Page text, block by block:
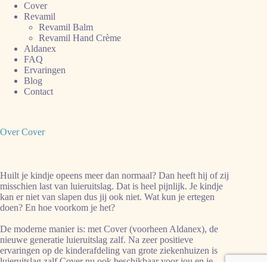
Cover
Revamil
Revamil Balm
Revamil Hand Crème
Aldanex
FAQ
Ervaringen
Blog
Contact
Over Cover
Huilt je kindje opeens meer dan normaal? Dan heeft hij of zij
misschien last van luieruitslag. Dat is heel pijnlijk. Je kindje
kan er niet van slapen dus jij ook niet. Wat kun je ertegen
doen? En hoe voorkom je het?
De moderne manier is: met Cover (voorheen Aldanex), de
nieuwe generatie luieruitslag zalf. Na zeer positieve
ervaringen op de kinderafdeling van grote ziekenhuizen is